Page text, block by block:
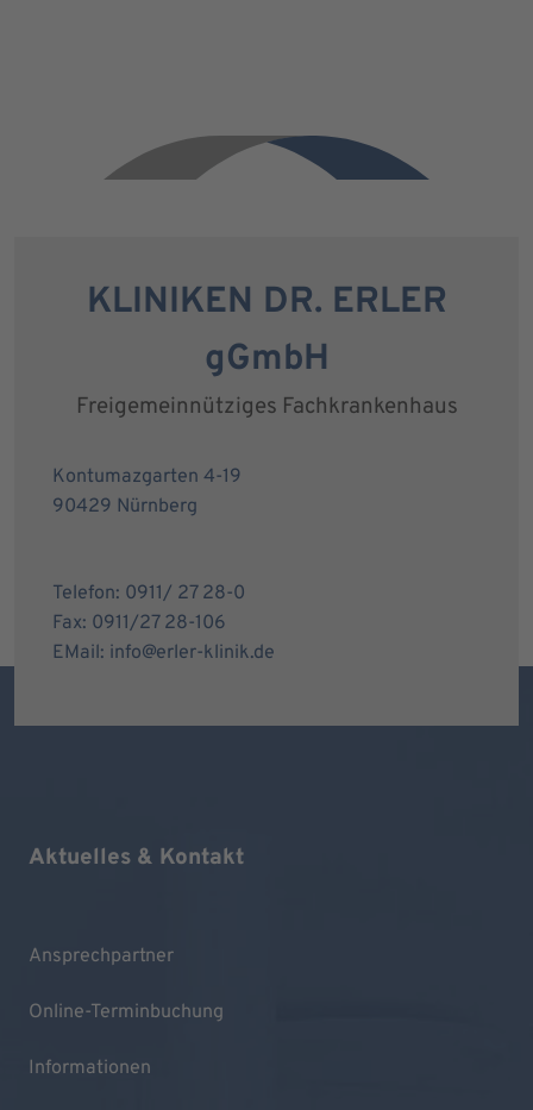
KLINIKEN DR. ERLER
gGmbH
Freigemeinnütziges Fachkrankenhaus
Kontumazgarten 4-19
90429 Nürnberg
Telefon: 0911/ 27 28-0
Fax: 0911/27 28-106
EMail: info@erler-klinik.de
Aktuelles & Kontakt
Ansprechpartner
Online-Terminbuchung
Informationen